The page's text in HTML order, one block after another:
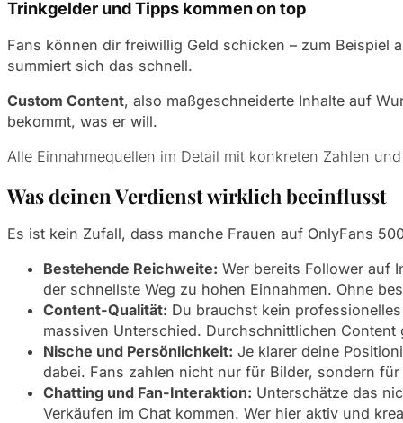
Trinkgelder und Tipps kommen on top
Fans können dir freiwillig Geld schicken – zum Beispiel
summiert sich das schnell.
Custom Content, also maßgeschneiderte Inhalte auf
bekommt, was er will.
Alle Einnahmequellen im Detail mit konkreten Zahlen
Was deinen Verdienst wirklich beeinflusst
Es ist kein Zufall, dass manche Frauen auf OnlyFans
Bestehende Reichweite: Wer bereits Follower auf
der schnellste Weg zu hohen Einnahmen. Ohne
Content-Qualität: Du brauchst kein
massiven Unterschied. Durchschnittlichen
Nische und Persönlichkeit: Je klarer deine
dabei. Fans zahlen nicht nur für Bilder, sondern
Chatting und Fan-Interaktion: Unterschätze das
Verkäufen im Chat kommen. Wer hier aktiv und